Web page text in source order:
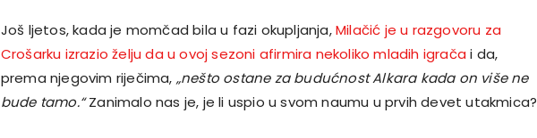
Još ljetos, kada je momčad bila u fazi okupljanja,Milačić je u razgovoru za
Crošarku izrazio želju da u ovoj sezoni afirmira nekoliko mladih igrača i da,
prema njegovim riječima, „nešto ostane za budućnost Alkara kada on više ne
bude tamo.“Zanimalo nas je, je li uspio u svom naumu u prvih devet utakmica?